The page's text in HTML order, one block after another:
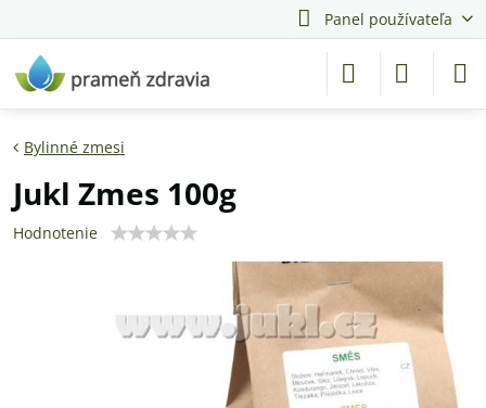
Panel používateľa
Bylinné zmesi
Jukl Zmes 100g
Hodnotenie